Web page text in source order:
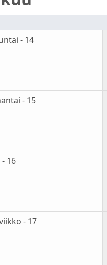
- 14
- 15
16
- 17